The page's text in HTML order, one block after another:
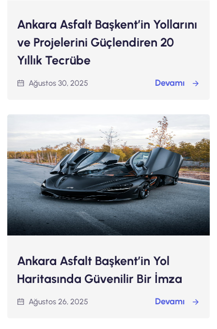
Ankara Asfalt Başkent’in Yollarını
ve Projelerini Güçlendiren 20
Yıllık Tecrübe
Ağustos 30, 2025 Devamı
Ankara Asfalt Başkent’in Yol
Haritasında Güvenilir Bir İmza
Ağustos 26, 2025 Devamı